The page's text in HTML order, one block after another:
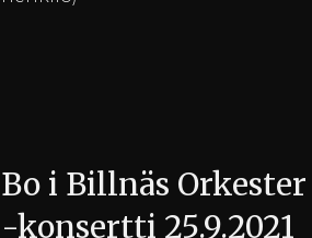
Bo i Billnäs Orkester
-konsertti 25.9.2021